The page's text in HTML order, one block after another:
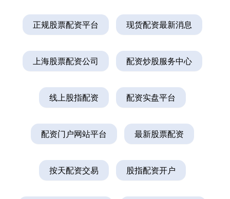
正规股票配资平台 现货配资最新消息
上海股票配资公司 配资炒股服务中心
线上股指配资 配资实盘平台
配资门户网站平台 最新股票配资
按天配资交易 股指配资开户